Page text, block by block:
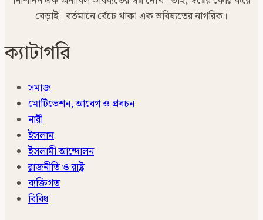
বেড়াই। বর্তমানে বেঁচে থাকা এক ভবিষ্যতের নাগরিক।
ক্যাটাগরি
সমাজ
মোটিভেশন, আবেগ ও প্রবচন
নারী
ইসলাম
ইসলামী আন্দোলন
রাজনীতি ও রাষ্ট্র
ব্যক্তিগত
বিবিধ